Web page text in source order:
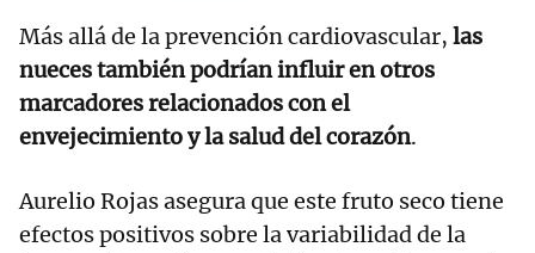
Más allá de la prevención cardiovascular, las
nueces también podrían influir en otros
marcadores relacionados con el
envejecimiento y la salud del corazón.
Aurelio Rojas asegura que este fruto seco tiene
efectos positivos sobre la variabilidad de la